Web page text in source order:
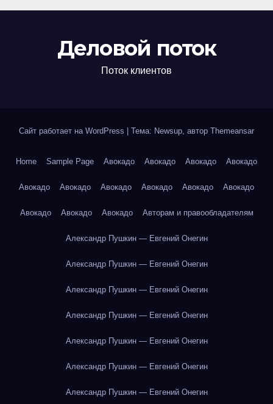
Деловой поток
Поток клиентов
Сайт работает на WordPress Тема: Newsup, автор Themeansar
Home Sample Page Авокадо Авокадо Авокадо Авокадо
Авокадо Авокадо Авокадо Авокадо Авокадо Авокадо
Авокадо Авокадо Авокадо Авторам и правообладателям
Александр Пушкин — Евгений Онегин
Александр Пушкин — Евгений Онегин
Александр Пушкин — Евгений Онегин
Александр Пушкин — Евгений Онегин
Александр Пушкин — Евгений Онегин
Александр Пушкин — Евгений Онегин
Александр Пушкин — Евгений Онегин